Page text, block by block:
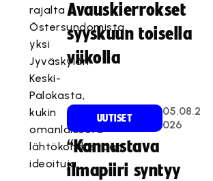
rajalta
Östersundomista,
yksi
Jyväskylän
Keski-
Palokasta,
kukin
omanlaisesta
lähtökohdastaan
ideoituja.
Avauskierrokset
syyskuun toisella
viikolla
UUTISET
05.08.2
026
“Kannustava
ilmapiiri syntyy